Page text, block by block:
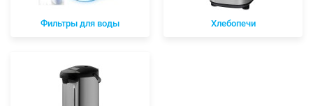
Фильтры для воды Хлебопечи